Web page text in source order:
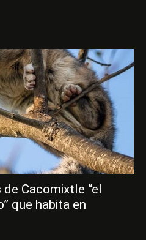
Cacomixtle “el
que habita en